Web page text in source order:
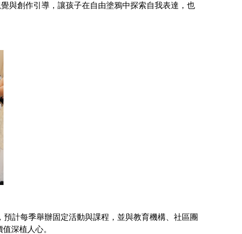
創作引導，讓孩子在自由塗鴉中探索自我表達，也
計每季舉辦固定活動與課程，並與教育機構、社區團
深植人心。